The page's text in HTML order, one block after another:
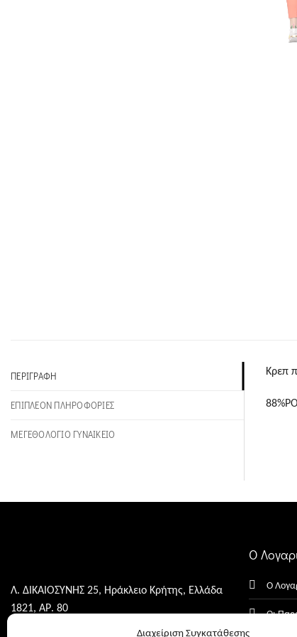
Διαχείριση Συγκατάθεσης
ΠΕΡΙΓΡΑΦΉ
ΕΠΙΠΛΈΟΝ ΠΛΗΡΟΦΟΡΊΕΣ
ΜΕΓΕΘΟΛΟΓΙΟ ΓΥΝΑΙΚΕΙΟ
Κρεπ
Λ. ΔΙΚΑΙΟΣΥΝΗΣ 25, Ηράκλειο Κρήτης, Ελλάδα
1821, ΑΡ. 80
Ο
Ο
Οι